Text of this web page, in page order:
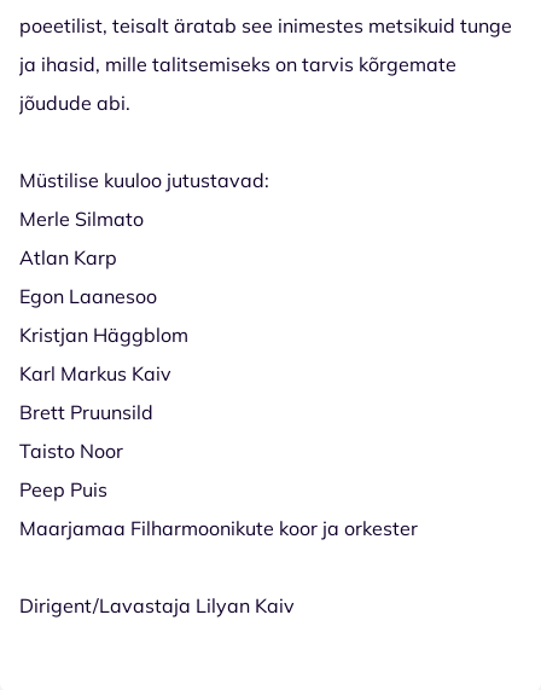
poeetilist, teisalt äratab see inimestes metsikuid tunge
ja ihasid, mille talitsemiseks on tarvis kõrgemate
jõudude abi.
Müstilise kuuloo jutustavad:
Merle Silmato
Atlan Karp
Egon Laanesoo
Kristjan Häggblom
Karl Markus Kaiv
Brett Pruunsild
Taisto Noor
Peep Puis
Maarjamaa Filharmoonikute koor ja orkester
Dirigent/Lavastaja Lilyan Kaiv